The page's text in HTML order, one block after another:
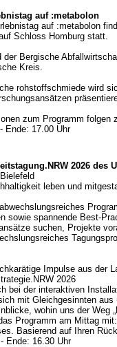
auf :metabolon
auf :metabolon
Schloss Homburg statt.
der Bergische
Kreis.
rohstoffschmiede wird
zum Programm folgen
Ende: 17.00 Uhr
2026 des
leben und
sowie spannende Best-
suchen, Projekte
Impulse aus der
2026
bei der interaktiven
mit Gleichgesinnten
wohin uns der Weg
Programm am Mittag
Basierend auf Ihren
Ende: 16.30 Uhr